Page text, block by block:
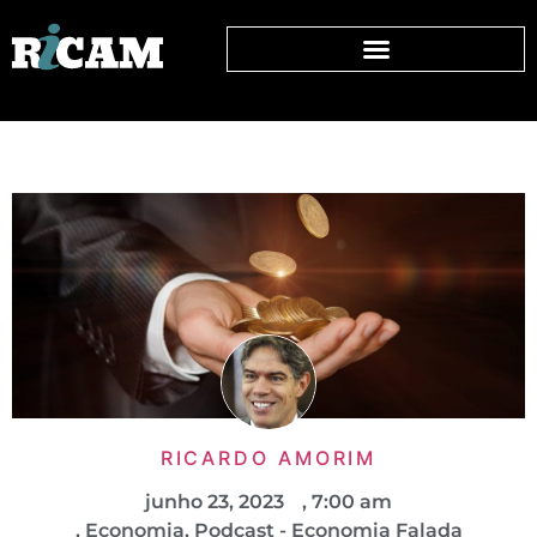
RICARDO AMORIM
junho 23, 2023 , 7:00 am
, Economia, Podcast - Economia Falada